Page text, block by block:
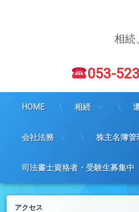
相続
電話番号:
053-
HOME 相続
会社法務 株主名簿管
司法書士資格者・受験生募集中
左サイドバー
アクセス